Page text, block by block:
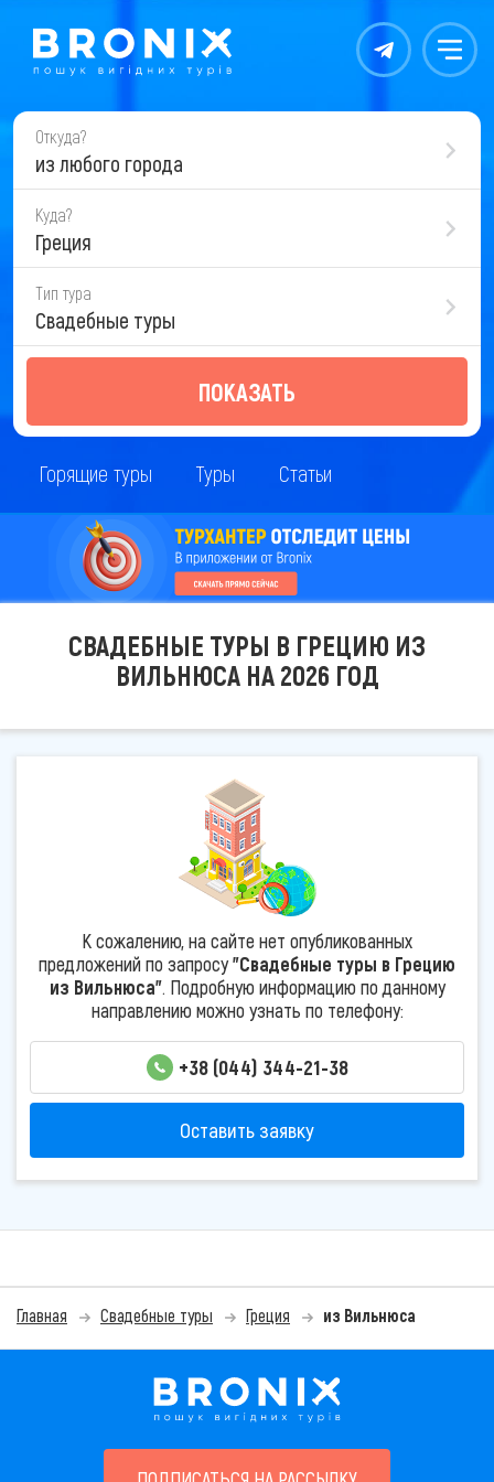
Контакты Меню
Откуда?
из любого города
Куда?
Греция
Тип тура
Свадебные туры
ПОКАЗАТЬ
Горящие туры Туры Статьи
СВАДЕБНЫЕ ТУРЫ В ГРЕЦИЮ ИЗ
ВИЛЬНЮСА НА 2026 ГОД
К сожалению, на сайте нет опубликованных
предложений по запросу"Свадебные туры в Грецию
из Вильнюса". Подробную информацию по данному
направлению можно узнать по телефону:
+38 (044) 344-21-38
Оставить заявку
Главная Свадебные туры Греция из Вильнюса